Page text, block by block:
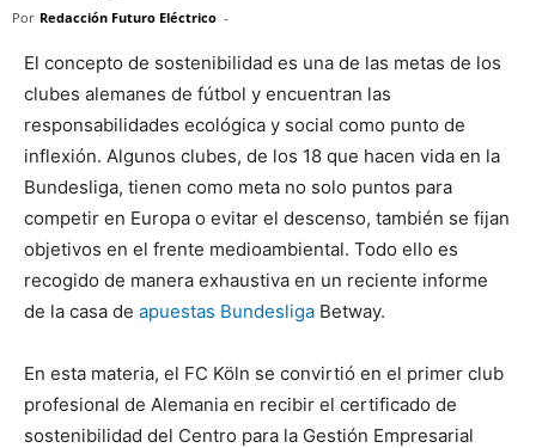
Por Redacción Futuro Eléctrico -
El concepto de sostenibilidad es una de las metas de los
clubes alemanes de fútbol y encuentran las
responsabilidades ecológica y social como punto de
inflexión. Algunos clubes, de los 18 que hacen vida en la
Bundesliga, tienen como meta no solo puntos para
competir en Europa o evitar el descenso, también se fijan
objetivos en el frente medioambiental. Todo ello es
recogido de manera exhaustiva en un reciente informe
de la casa de apuestas Bundesliga Betway.
En esta materia, el FC Köln se convirtió en el primer club
profesional de Alemania en recibir el certificado de
sostenibilidad del Centro para la Gestión Empresarial